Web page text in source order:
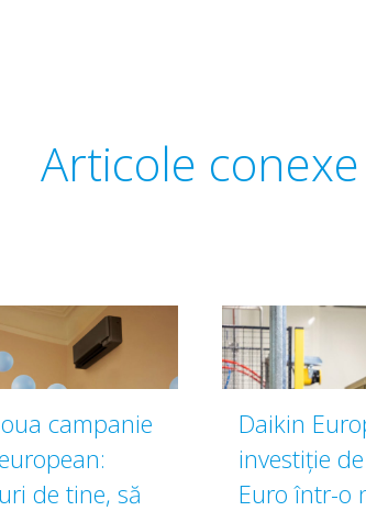
Articole conexe
campanie
de tine, să
Daikin
investiţie
Euro într-o